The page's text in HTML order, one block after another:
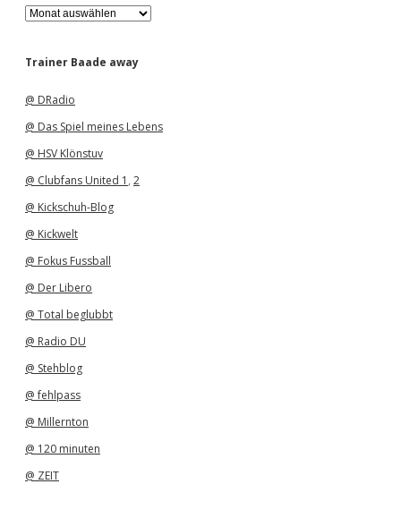
A
r
h
Trainer Baade away
@ DRadio
@ Das Spiel meines Lebens
@ HSV Klönstuv
@ Clubfans United 1 , 2
@ Kickschuh-Blog
@ Kickwelt
@ Fokus Fussball
@ Der Libero
@ Total beglubbt
@ Radio DU
@ Stehblog
@ fehlpass
@ Millernton
@ 120 minuten
@ ZEIT